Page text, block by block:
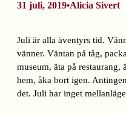
31 juli, 2019•Alicia Sivert
Juli är alla äventyrs tid.
vänner. Väntan på tåg,
museum, äta på
hem, åka bort igen.
det. Juli har inget